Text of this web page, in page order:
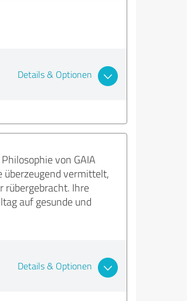
Details & Optionen
von GAIA
überzeugend vermittelt,
rübergebracht. Ihre
auf gesunde und
Details & Optionen